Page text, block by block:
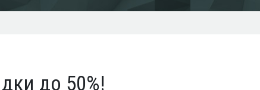
до 50%!